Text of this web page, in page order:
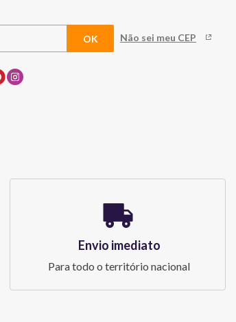
Não sei meu CEP
Envio imediato
Para todo o território nacional